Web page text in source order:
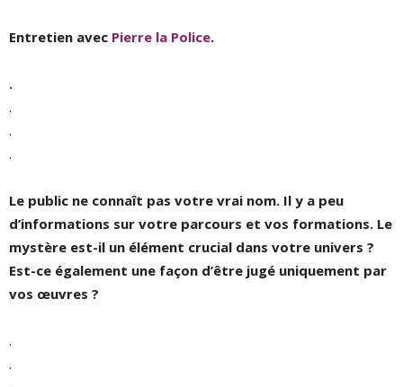
Entretien avec Pierre la Police.
.
.
.
.
Le public ne connaît pas votre vrai nom. Il y a peu
d’informations sur votre parcours et vos formations. Le
mystère est-il un élément crucial dans votre univers ?
Est-ce également une façon d’être jugé uniquement par
vos œuvres ?
.
.